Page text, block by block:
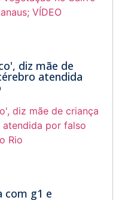
diz mãe de
atendida
com g1 e